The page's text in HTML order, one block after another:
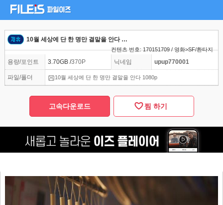
10월 세상에 단 한 명만 결말을 안다 1080p
컨텐츠 번호: 170151709 / 영화>SF/환타지
용량/포인트 3.70GB /370P 닉네임 upup770001
파일/폴더 10월 세상에 단 한 명만 결말을 안다 1080p
고속다운로드 찜 하기